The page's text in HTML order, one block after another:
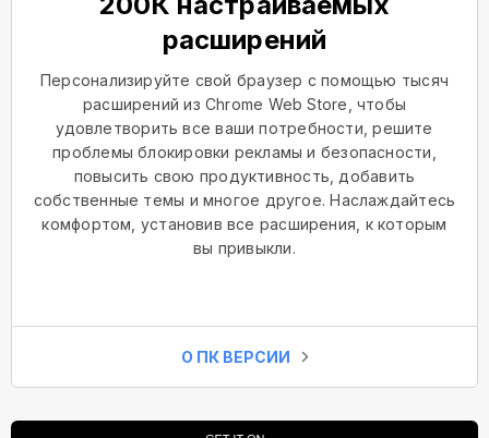
расширений
Персонализируйте свой браузер с помощью тысяч
расширений из Chrome Web Store, чтобы
удовлетворить все ваши потребности, решите
проблемы блокировки рекламы и безопасности,
повысить свою продуктивность, добавить
собственные темы и многое другое. Наслаждайтесь
комфортом, установив все расширения, к которым
вы привыкли.
О ПК ВЕРСИИ